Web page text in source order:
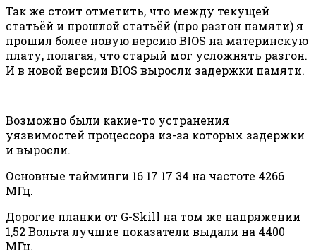
Так же стоит отметить, что между текущей
статьёй и прошлой статьёй (про разгон памяти) я
прошил более новую версию BIOS на материнскую
плату, полагая, что старый мог усложнять разгон.
И в новой версии BIOS выросли задержки памяти.
Возможно были какие-то устранения
уязвимостей процессора из-за которых задержки
и выросли.
Основные тайминги 16 17 17 34 на частоте 4266
МГц.
Дорогие планки от G-Skill на том же напряжении
1,52 Вольта лучшие показатели выдали на 4400
МГц.